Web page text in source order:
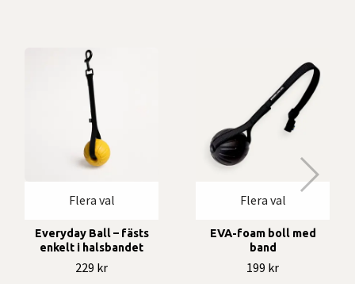
Flera val
Everyday Ball – fästs
enkelt i halsbandet
229 kr
Flera val
EVA-foam boll med
band
199 kr